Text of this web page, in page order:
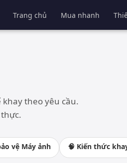
Trang chủ Mua nhanh
theo yêu cầu.
vệ Máy ảnh 🧠 Kiến thức